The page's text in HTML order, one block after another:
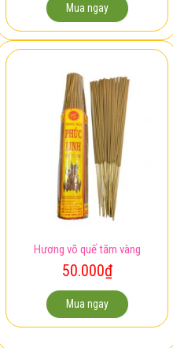
Mua ngay
Hương võ quế tăm vàng
50.000₫
Mua ngay